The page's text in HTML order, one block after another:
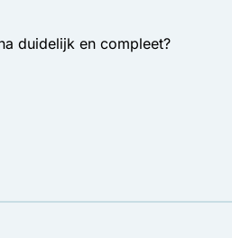
duidelijk en compleet?